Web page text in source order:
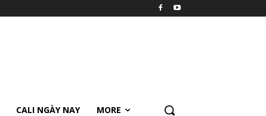
CALI NGÀY NAY MORE